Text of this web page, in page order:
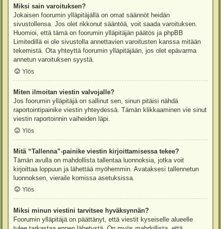
Miksi sain varoituksen?
Jokaisen foorumin ylläpitäjällä on omat säännöt heidän
sivustollensa. Jos olet rikkonut sääntöä, voit saada varoituksen.
Huomioi, että tämä on foorumin ylläpitäjän päätös ja phpBB
Limitedillä ei ole sivustolla annettavien varoitusten kanssa mitään
tekemistä. Ota yhteyttä foorumin ylläpitäjään, jos olet epävarma
annetun varoituksen syystä.
Ylös
Miten ilmoitan viestin valvojalle?
Jos foorumin ylläpitäjä on sallinut sen, sinun pitäisi nähdä
raportointipainike viestin yhteydessä. Tämän klikkaaminen vie sinut
viestin raportoinnin vaiheiden läpi.
Ylös
Mitä “Tallenna”-painike viestin kirjoittamisessa tekee?
Tämän avulla on mahdollista tallentaa luonnoksia, jotka voit
kirjoittaa loppuun ja lähettää myöhemmin. Avataksesi tallennetun
luonnoksen, vieraile komissa asetuksissa.
Ylös
Miksi minun viestini tarvitsee hyväksynnän?
Foorumin ylläpitäjä on päättänyt, että viestit kyseiselle alueelle